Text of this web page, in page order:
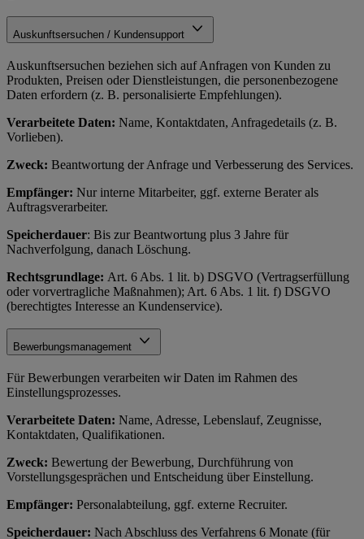
Auskunftsersuchen / Kundensupport
Auskunftsersuchen beziehen sich auf Anfragen von Kunden zu
Produkten, Preisen oder Dienstleistungen, die personenbezogene
Daten erfordern (z. B. personalisierte Empfehlungen).
Verarbeitete Daten: Name, Kontaktdaten, Anfragedetails (z. B.
Vorlieben).
Zweck: Beantwortung der Anfrage und Verbesserung des Services.
Empfänger: Nur interne Mitarbeiter, ggf. externe Berater als
Auftragsverarbeiter.
Speicherdauer: Bis zur Beantwortung plus 3 Jahre für
Nachverfolgung, danach Löschung.
Rechtsgrundlage: Art. 6 Abs. 1 lit. b) DSGVO (Vertragserfüllung
oder vorvertragliche Maßnahmen); Art. 6 Abs. 1 lit. f) DSGVO
(berechtigtes Interesse an Kundenservice).
Bewerbungsmanagement
Für Bewerbungen verarbeiten wir Daten im Rahmen des
Einstellungsprozesses.
Verarbeitete Daten: Name, Adresse, Lebenslauf, Zeugnisse,
Kontaktdaten, Qualifikationen.
Zweck: Bewertung der Bewerbung, Durchführung von
Vorstellungsgesprächen und Entscheidung über Einstellung.
Empfänger: Personalabteilung, ggf. externe Recruiter.
Speicherdauer: Nach Abschluss des Verfahrens 6 Monate (für